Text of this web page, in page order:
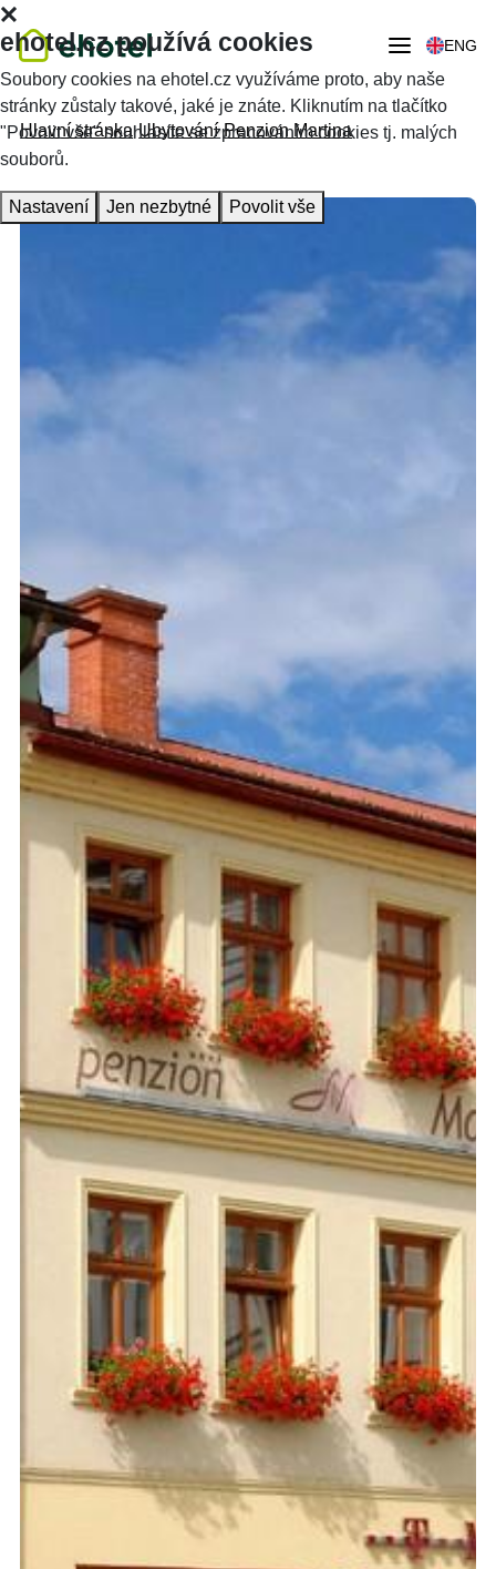
ENG
Hlavní stránka Ubytování Penzion Martina
ehotel.cz používá cookies
Soubory cookies na ehotel.cz využíváme proto, aby naše
stránky zůstaly takové, jaké je znáte. Kliknutím na tlačítko
"Povolit vše" souhlasíte se zpracováním cookies tj. malých
souborů.
Nastavení Jen nezbytné Povolit vše